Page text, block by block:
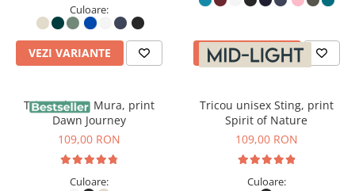
Culoare:
VEZI VARIANTE VEZI VARIANTE
Tricou dama Mura, print
Dawn Journey
109,00 RON
Culoare:
Tricou unisex Sting, print
Spirit of Nature
109,00 RON
Culoare: